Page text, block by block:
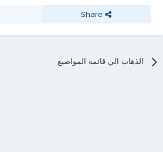
Share
الذهاب الي قائمه المواضيع